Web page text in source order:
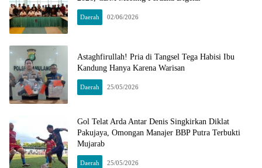
Daerah 02/06/2026
Astaghfirullah! Pria di Tangsel Tega Habisi Ibu
Kandung Hanya Karena Warisan
Daerah 25/05/2026
Gol Telat Arda Antar Denis Singkirkan Diklat
Pakujaya, Omongan Manajer BBP Putra Terbukti
Mujarab
Daerah 25/05/2026